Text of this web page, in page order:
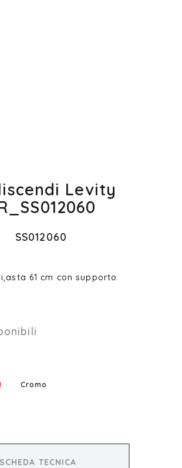
Levity
SS012060
61 cm con supporto
Cromo
SCHEDA TECNICA